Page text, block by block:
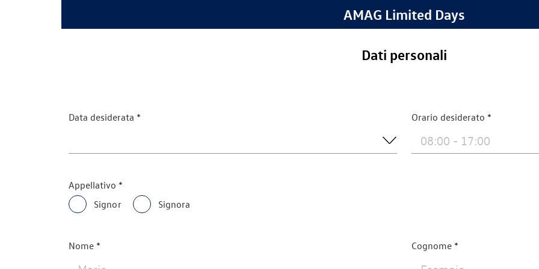
AMAG Limited Days
Dati personali
Data desiderata Orario desiderato
Appellativo
Signor
Signora
Nome Cognome